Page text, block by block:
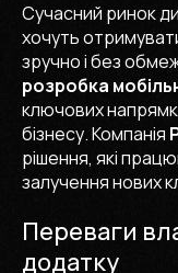
Сучасний ринок
хочуть
зручно і без
розробка
ключових
бізнесу. Компанія
рішення, які
залучення нових
Переваги
додатку